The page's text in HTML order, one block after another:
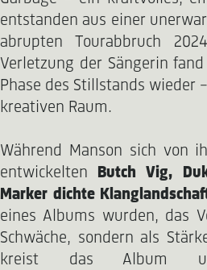
entstanden aus einer
abrupten Tourabbruch
Verletzung der Sängerin
Phase des Stillstands wieder
kreativen Raum.
Während Manson sich von
entwickelten
Butch Vig,
Marker dichte
eines Albums wurden, das
Schwäche, sondern als
kreist das Album um